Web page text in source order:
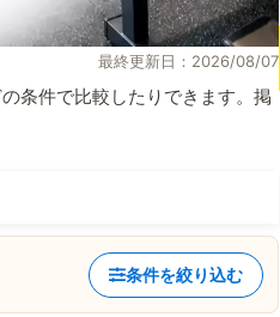
最終更新日：2026/08/07
条件で比較したりできます。掲
条件を絞り込む